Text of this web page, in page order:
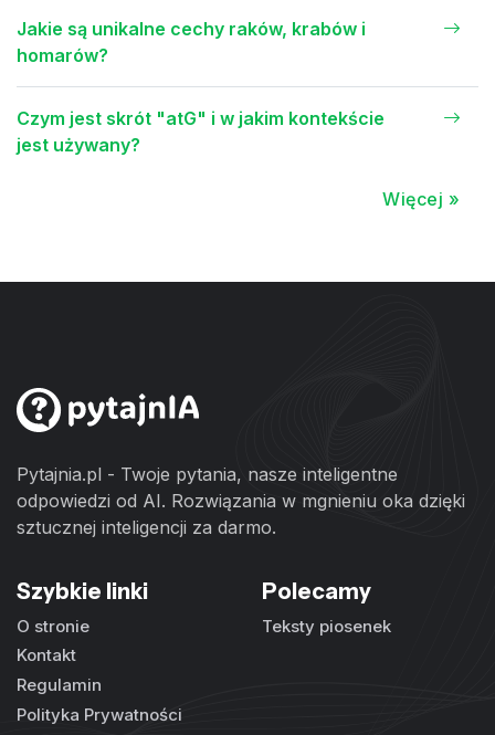
Jakie są unikalne cechy raków, krabów i
homarów?
Czym jest skrót "atG" i w jakim kontekście
jest używany?
Więcej »
Pytajnia.pl - Twoje pytania, nasze inteligentne
odpowiedzi od AI. Rozwiązania w mgnieniu oka dzięki
sztucznej inteligencji za darmo.
Szybkie linki
O stronie
Kontakt
Regulamin
Polityka Prywatności
Polecamy
Teksty piosenek